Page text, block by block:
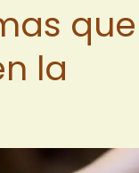
que
la